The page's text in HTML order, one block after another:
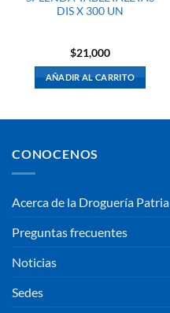
DIS X 300 UN
$21,000
AÑADIR AL CARRITO
CONOCENOS
Acerca de la Droguería Patria
Preguntas frecuentes
Noticias
Sedes